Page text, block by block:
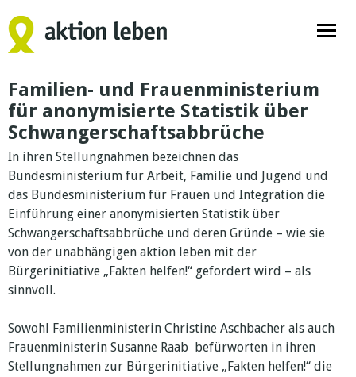
Familien- und Frauenministerium
für anonymisierte Statistik über
Schwangerschaftsabbrüche
In ihren Stellungnahmen bezeichnen das
Bundesministerium für Arbeit, Familie und Jugend und
das Bundesministerium für Frauen und Integration die
Einführung einer anonymisierten Statistik über
Schwangerschaftsabbrüche und deren Gründe – wie sie
von der unabhängigen aktion leben mit der
Bürgerinitiative „Fakten helfen!“ gefordert wird – als
sinnvoll.
Sowohl Familienministerin Christine Aschbacher als auch
Frauenministerin Susanne Raab befürworten in ihren
Stellungnahmen zur Bürgerinitiative „Fakten helfen!“ die